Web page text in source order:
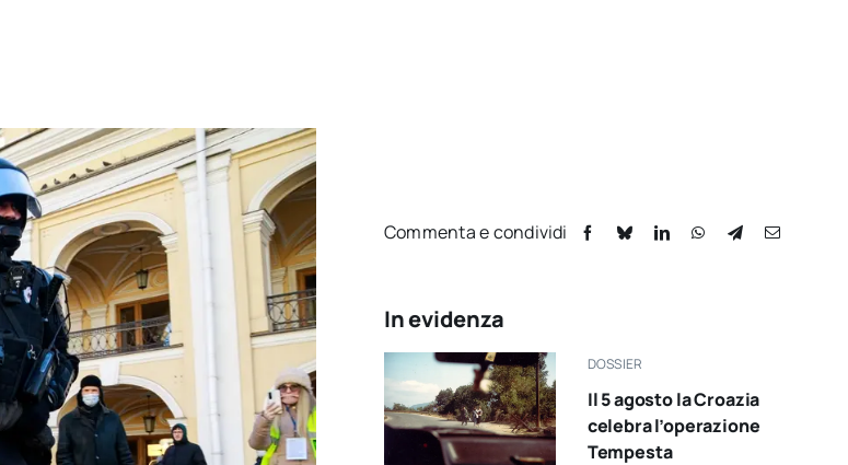
Commenta e condividi
In evidenza
DOSSIER
Il 5 agosto la Croazia
celebra l’operazione
Tempesta